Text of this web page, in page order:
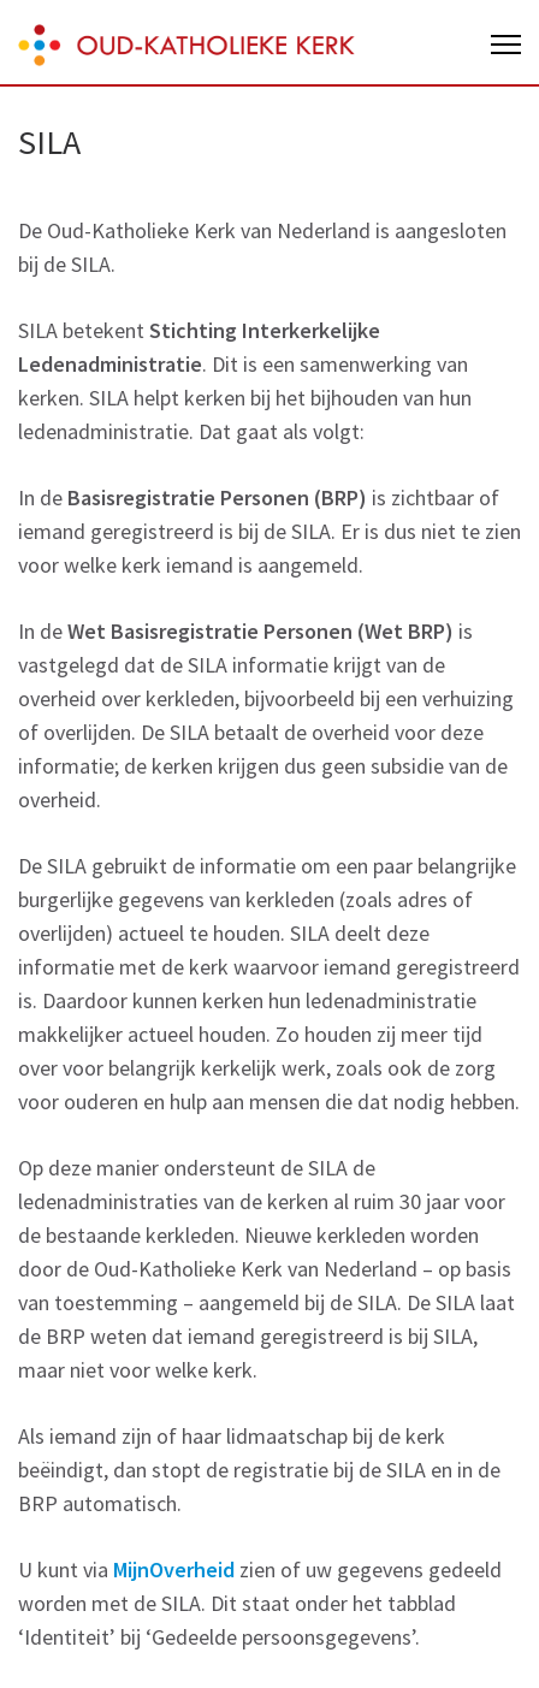
to
content
Enter)
Oud-Katholieke Kerk van Nederland
SILA
De Oud-Katholieke Kerk van Nederland is aangesloten
bij de SILA.
SILA betekent Stichting Interkerkelijke
Ledenadministratie. Dit is een samenwerking van
kerken. SILA helpt kerken bij het bijhouden van hun
ledenadministratie. Dat gaat als volgt:
In de Basisregistratie Personen (BRP) is zichtbaar of
iemand geregistreerd is bij de SILA. Er is dus niet te zien
voor welke kerk iemand is aangemeld.
In deWet Basisregistratie Personen (Wet BRP) is
vastgelegd dat de SILA informatie krijgt van de
overheid over kerkleden, bijvoorbeeld bij een verhuizing
of overlijden. De SILA betaalt de overheid voor deze
informatie; de kerken krijgen dus geen subsidie van de
overheid.
De SILA gebruikt de informatie om een paar belangrijke
burgerlijke gegevens van kerkleden (zoals adres of
overlijden) actueel te houden. SILA deelt deze
informatie met de kerk waarvoor iemand geregistreerd
is. Daardoor kunnen kerken hun ledenadministratie
makkelijker actueel houden. Zo houden zij meer tijd
over voor belangrijk kerkelijk werk, zoals ook de zorg
voor ouderen en hulp aan mensen die dat nodig hebben.
Op deze manier ondersteunt de SILA de
ledenadministraties van de kerken al ruim 30 jaar voor
de bestaande kerkleden. Nieuwe kerkleden worden
door de Oud-Katholieke Kerk van Nederland – op basis
van toestemming – aangemeld bij de SILA. De SILA laat
de BRP weten dat iemand geregistreerd is bij SILA,
maar niet voor welke kerk.
Als iemand zijn of haar lidmaatschap bij de kerk
beëindigt, dan stopt de registratie bij de SILA en in de
BRP automatisch.
U kunt via MijnOverheid zien of uw gegevens gedeeld
worden met de SILA. Dit staat onder het tabblad
‘Identiteit’ bij ‘Gedeelde persoonsgegevens’.